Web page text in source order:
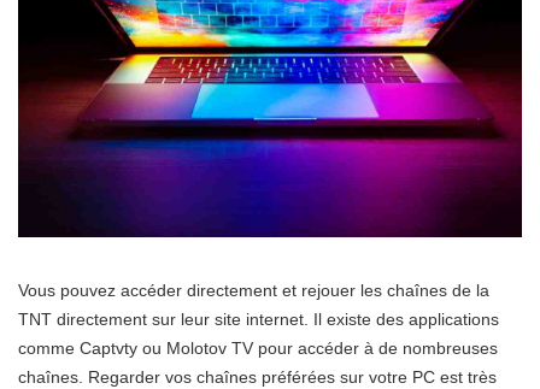
Vous pouvez accéder directement et rejouer les chaînes de la
TNT directement sur leur site internet. Il existe des applications
comme Captvty ou Molotov TV pour accéder à de nombreuses
chaînes. Regarder vos chaînes préférées sur votre PC est très